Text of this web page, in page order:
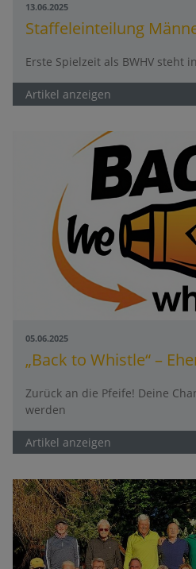
13.06.2025
Erste Spielzeit als BWHV steht
Artikel anzeigen
05.06.2025
Zurück an die Pfeife! Deine
werden
Artikel anzeigen